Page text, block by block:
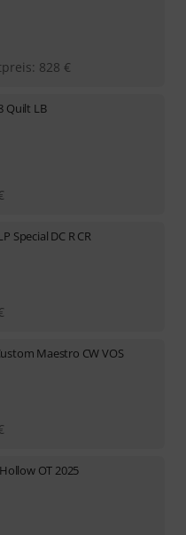
: 828 €
Quilt LB
Special DC R CR
Maestro CW VOS
OT 2025